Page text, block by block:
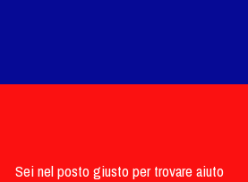
Sei nel posto giusto per trovare aiuto